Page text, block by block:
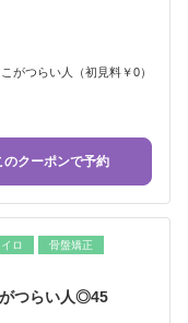
がつらい人（初見料￥0）
のクーポンで予約
ロ
骨盤矯正
つらい人◎45